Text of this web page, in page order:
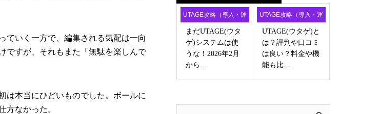
ていく一方で、編集される気配は一向
ですが、それもまた「無駄を楽しんで
は本当にひどいものでした。ボールに
方なかった。
UTAGE攻略（導入・運
用・アフィ）
まだUTAGE(ウタ
ゲ)システムは使
うな！2026年2月
から…
UTAGE攻略（導入・運
用・アフィ）
UTAGE(ウタゲ)と
は？評判や口コミ
は良い？料金や機
能も比…